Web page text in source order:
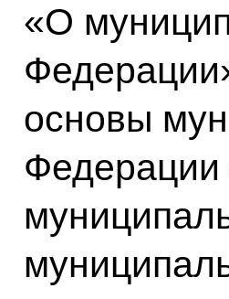
«О
основы
Федерации